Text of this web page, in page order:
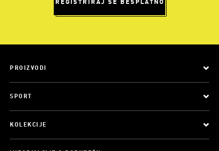
REGISTRIRAJ SE BESPLATNO
PROIZVODI
SPORT
KOLEKCIJE